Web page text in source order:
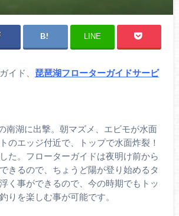
LINE
イド、 琵琶湖フローターガイドサービ
南湖に出撃。朝マズメ、エビモが水面
のエッジ付近で、トップで水面炸裂！
た。フローターガイドは夜明け前から
きるので、ちょうど陽が登り始めるタ
く事ができるので、今の時期でもトッ
りを楽しむ事が可能です。